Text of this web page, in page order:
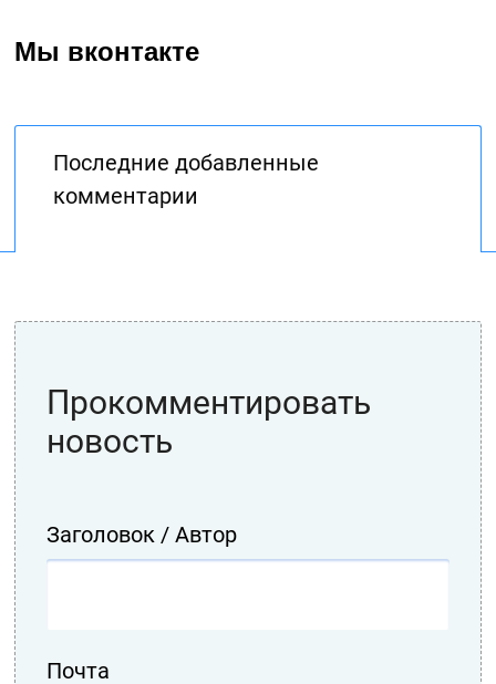
Мы вконтакте
Последние добавленные
комментарии
Прокомментировать
новость
Заголовок / Автор
Почта